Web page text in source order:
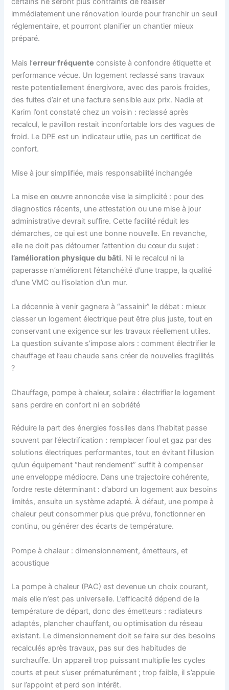
immédiatement une rénovation lourde pour franchir un seuil
réglementaire, et pourront planifier un chantier mieux
préparé.
Mais l’erreur fréquente consiste à confondre étiquette et
performance vécue. Un logement reclassé sans travaux
reste potentiellement énergivore, avec des parois froides,
des fuites d’air et une facture sensible aux prix. Nadia et
Karim l’ont constaté chez un voisin : reclassé après
recalcul, le pavillon restait inconfortable lors des vagues de
froid. Le DPE est un indicateur utile, pas un certificat de
confort.
Mise à jour simplifiée, mais responsabilité inchangée
La mise en œuvre annoncée vise la simplicité : pour des
diagnostics récents, une attestation ou une mise à jour
administrative devrait suffire. Cette facilité réduit les
démarches, ce qui est une bonne nouvelle. En revanche,
elle ne doit pas détourner l’attention du cœur du sujet :
l’amélioration physique du bâti. Ni le recalcul ni la
paperasse n’améliorent l’étanchéité d’une trappe, la qualité
d’une VMC ou l’isolation d’un mur.
La décennie à venir gagnera à “assainir” le débat : mieux
classer un logement électrique peut être plus juste, tout en
conservant une exigence sur les travaux réellement utiles.
La question suivante s’impose alors : comment électrifier le
chauffage et l’eau chaude sans créer de nouvelles fragilités
?
Chauffage, pompe à chaleur, solaire : électrifier le logement
sans perdre en confort ni en sobriété
Réduire la part des énergies fossiles dans l’habitat passe
souvent par l’électrification : remplacer fioul et gaz par des
solutions électriques performantes, tout en évitant l’illusion
qu’un équipement “haut rendement” suffit à compenser
une enveloppe médiocre. Dans une trajectoire cohérente,
l’ordre reste déterminant : d’abord un logement aux besoins
limités, ensuite un système adapté. À défaut, une pompe à
chaleur peut consommer plus que prévu, fonctionner en
continu, ou générer des écarts de température.
Pompe à chaleur : dimensionnement, émetteurs, et
acoustique
La pompe à chaleur (PAC) est devenue un choix courant,
mais elle n’est pas universelle. L’efficacité dépend de la
température de départ, donc des émetteurs : radiateurs
adaptés, plancher chauffant, ou optimisation du réseau
existant. Le dimensionnement doit se faire sur des besoins
recalculés après travaux, pas sur des habitudes de
surchauffe. Un appareil trop puissant multiplie les cycles
courts et peut s’user prématurément ; trop faible, il s’appuie
sur l’appoint et perd son intérêt.